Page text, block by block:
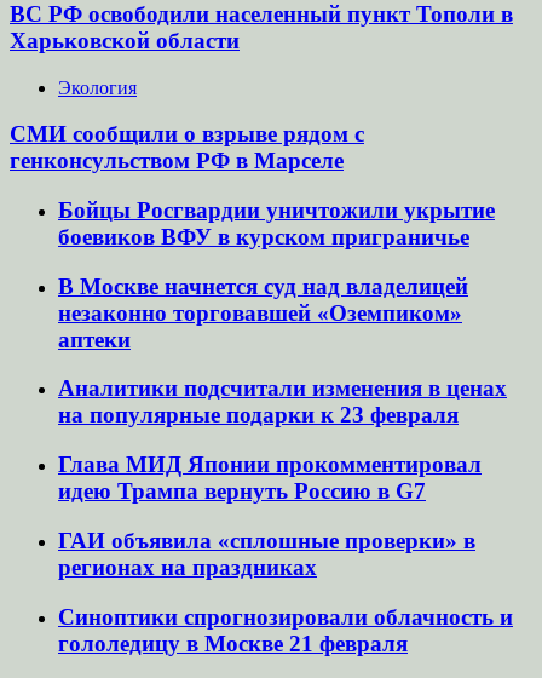
ВС РФ освободили населенный пункт Тополи в
Харьковской области
Экология
СМИ сообщили о взрыве рядом с
генконсульством РФ в Марселе
Бойцы Росгвардии уничтожили укрытие
боевиков ВФУ в курском приграничье
В Москве начнется суд над владелицей
незаконно торговавшей «Оземпиком»
аптеки
Аналитики подсчитали изменения в ценах
на популярные подарки к 23 февраля
Глава МИД Японии прокомментировал
идею Трампа вернуть Россию в G7
ГАИ объявила «сплошные проверки» в
регионах на праздниках
Синоптики спрогнозировали облачность и
гололедицу в Москве 21 февраля